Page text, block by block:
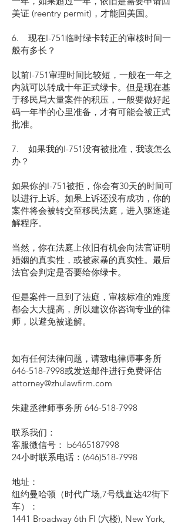
美证 (reentry permit)，才能回美国。
6. 现在I-751临时绿卡转正的审核时间一
般有多长？
以前I-751审理时间比较短，一般在一年之
内就可以转成十年正式绿卡。但是现在基
于移民局大量案件的积压，一般要做好起
码一年半的心里准备，才有可能会被正式
批准。
7. 如果我的I-751没有被批准，我该怎么
办？
如果你的I-751被拒，你会有30天的时间可
以进行上诉。如果上诉还没有成功，你的
案件将会被转交至移民法庭，进入驱逐递
解程序。
当然，你在法庭上依旧有机会向法官证明
婚姻的真实性，或被家暴的真实性。最后
法官会判定是否要给你绿卡。
但是案件一旦到了法庭，审核标准的难度
都会大大提高，所以建议你咨询专业的律
师，以避免被递解。
如有任何法律问题，请致电律师事务所
646-518-7998或发送邮件进行免费评估
attorney@zhulawfirm.com
朱建丞律师事务所 646-518-7998
联系我们：
客服微信号： b6465187998
24小时联系电话：(646)518-7998
地址：
纽约曼哈顿（时代广场,7号线直达42街下
车）：
1441 Broadway 6th Fl (六楼), New York,